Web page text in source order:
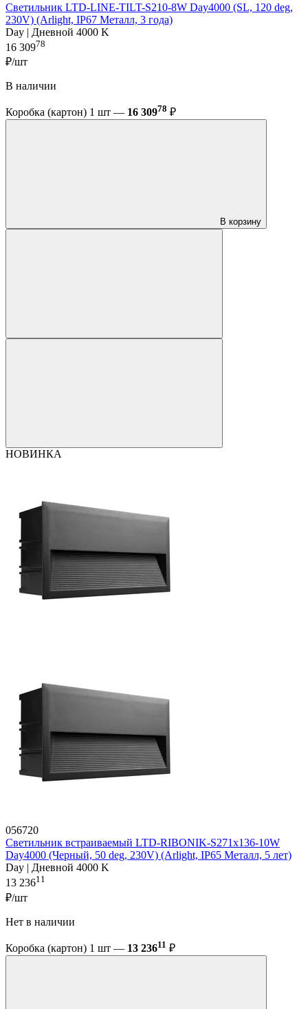
Светильник LTD-LINE-TILT-S210-8W Day4000 (SL, 120 deg,
230V) (Arlight, IP67 Металл, 3 года)
Day | Дневной 4000 K
16 30978
₽/шт
В наличии
Коробка (картон) 1 шт — 16 30978 ₽
В корзину
НОВИНКА
056720
Светильник встраиваемый LTD-RIBONIK-S271x136-10W
Day4000 (Черный, 50 deg, 230V) (Arlight, IP65 Металл, 5 лет)
Day | Дневной 4000 K
13 23611
₽/шт
Нет в наличии
Коробка (картон) 1 шт — 13 23611 ₽